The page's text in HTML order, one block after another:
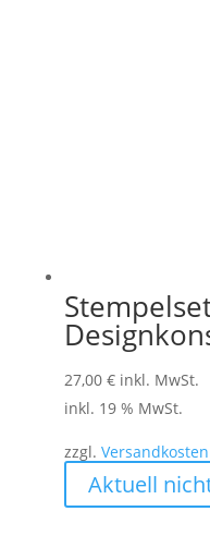
27,00 € inkl. MwSt.
inkl. 19 % MwSt.
zzgl. Versandkosten
Aktuell